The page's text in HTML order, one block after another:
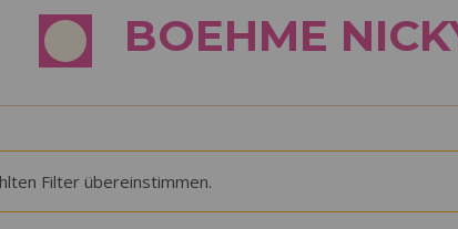
Sie
neuer
Sind Sie ein
Sie mehr über
BOEHME
Filter übereinstimmen.